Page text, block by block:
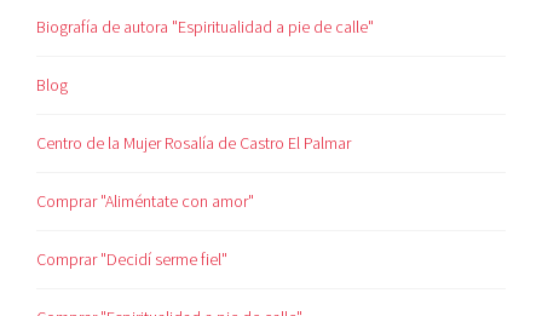
Biografía de autora "Espiritualidad a pie de calle"
Blog
Centro de la Mujer Rosalía de Castro El Palmar
Comprar "Aliméntate con amor"
Comprar "Decidí serme fiel"